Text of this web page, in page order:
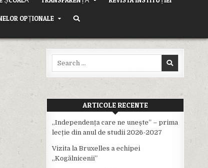
OPȚIONALE
ARTICOLE RECENTE
,,Independența care ne unește” – prima
lecție din anul de studii 2026-2027
Vizita la Bruxelles a echipei
,,Kogălnicenii”